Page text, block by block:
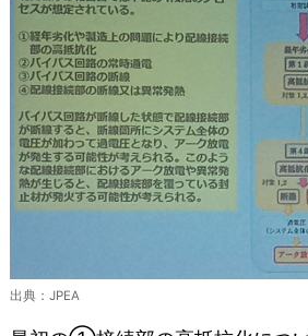
出典：JPEA